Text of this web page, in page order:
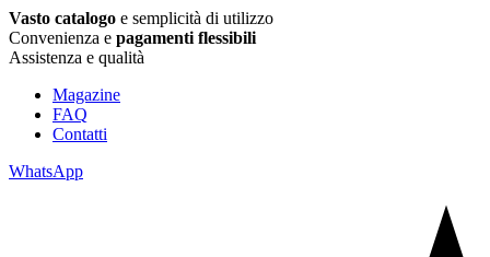
Vasto catalogo e semplicità di utilizzo
Convenienza e pagamenti flessibili
Assistenza e qualità
Magazine
FAQ
Contatti
WhatsApp